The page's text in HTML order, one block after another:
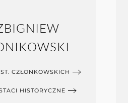
CZŁONKOWSKICH
HISTORYCZNE